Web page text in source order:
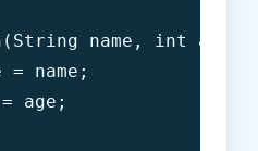
name, int age)
= name;
age;